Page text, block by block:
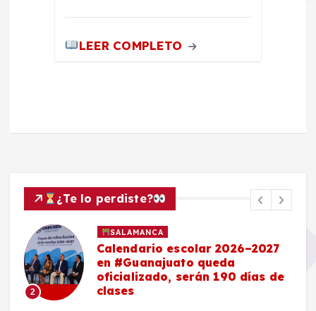
LEER COMPLETO
¿Te lo perdiste?
2
SALAMANCA
Calendario escolar 2026–2027
en #Guanajuato queda
oficializado, serán 190 días de
clases